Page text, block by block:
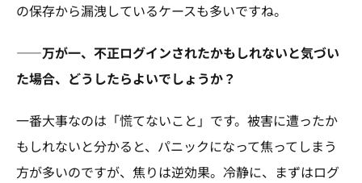
の保存から漏洩しているケースも多いですね。
――万が一、不正ログインされたかもしれないと気づい
た場合、どうしたらよいでしょうか？
一番大事なのは「慌てないこと」です。被害に遭ったか
もしれないと分かると、パニックになって焦ってしまう
方が多いのですが、焦りは逆効果。冷静に、まずはログ